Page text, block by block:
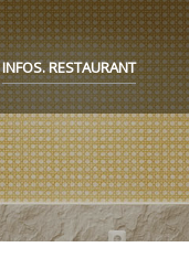
INFOS. RESTAURANT